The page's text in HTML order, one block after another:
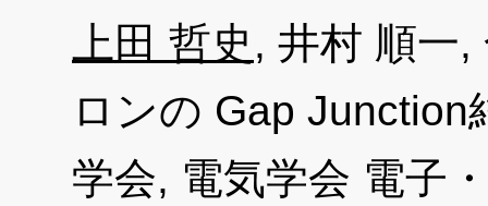
上田 哲史 , 井村 順一
ロンの Gap
学会, 電気学会 電子